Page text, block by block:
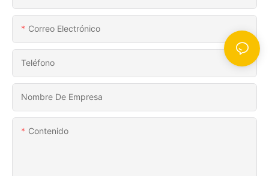
Correo Electrónico
Teléfono
Nombre De Empresa
Contenido